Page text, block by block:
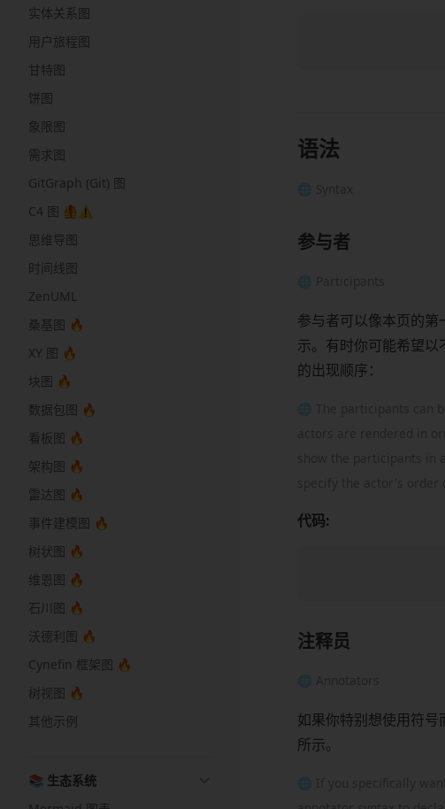
实体关系图
用户旅程图
甘特图
饼图
象限图
需求图
GitGraph (Git) 图
C4 图 🦺⚠️
思维导图
时间线图
ZenUML
桑基图 🔥
XY 图 🔥
块图 🔥
数据包图 🔥
看板图 🔥
架构图 🔥
雷达图 🔥
事件建模图 🔥
树状图 🔥
维恩图 🔥
石川图 🔥
沃德利图 🔥
Cynefin 框架图 🔥
树视图 🔥
其他示例
📚 生态系统
语法
🌐 Syntax
参与者
🌐 Participants
参与者可以像本页的
示。有时你可能希望
的出现顺序：
🌐 The participants can
代码:
注释员
🌐 Annotators
如果你特别想使用符
所示。
🌐 If you specifically